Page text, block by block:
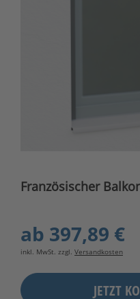
Französischer
ab 397,89 €
inkl. MwSt. zzgl. Versandkosten
JETZT